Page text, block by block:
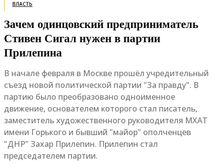
ВЛАСТЬ
Зачем одинцовский предприниматель
Стивен Сигал нужен в партии
Прилепина
В начале февраля в Москве прошёл учредительный
съезд новой политической партии "За правду". В
партию было преобразовано одноименное
движение, основателем которого стал писатель,
заместитель художественного руководителя МХАТ
имени Горького и бывший "майор" ополченцев
"ДНР" Захар Прилепин. Прилепин стал
председателем партии.